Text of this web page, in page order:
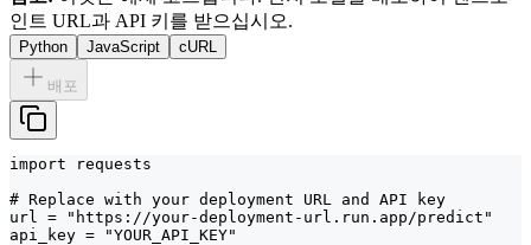
인트 URL과 API 키를 받으십시오.
Python JavaScript cURL
배포
import requests
# Replace with your deployment URL and API key
url = "https://your-deployment-url.run.app/predict"
api_key = "YOUR_API_KEY"